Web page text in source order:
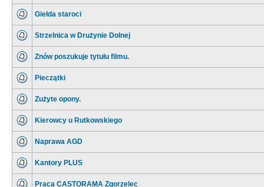
Giełda staroci
Strzelnica w Drużynie Dolnej
Znów poszukuje tytułu filmu.
Pieczątki
Zużyte opony.
Kierowcy u Rutkowskiego
Naprawa AGD
Kantory PLUS
Praca CASTORAMA Zgorzelec